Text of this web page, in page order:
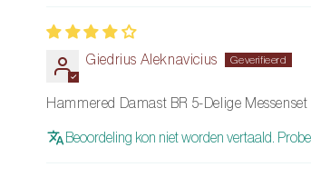
Giedrius Aleknavicius
Hammered Damast BR 5-Delige
Beoordeling kon niet worden vertaald.